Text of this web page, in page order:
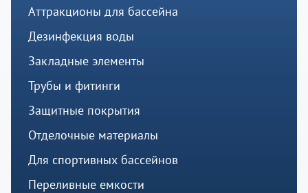
Аттракционы для бассейна
Дезинфекция воды
Закладные элементы
Трубы и фитинги
Защитные покрытия
Отделочные материалы
Для спортивных бассейнов
Переливные емкости